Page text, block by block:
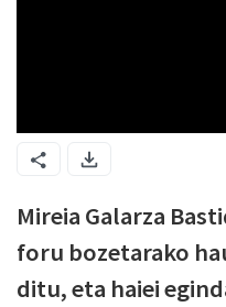
Mireia Galarza
foru bozetarako
ditu, eta haiei